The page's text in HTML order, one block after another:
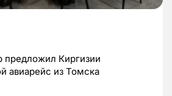
предложил Киргизии
авиарейс из Томска